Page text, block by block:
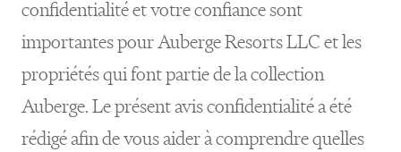
confidentialité et votre confiance sont
importantes pour Auberge Resorts LLC et les
propriétés qui font partie de la collection
Auberge. Le présent avis confidentialité a été
rédigé afin de vous aider à comprendre quelles